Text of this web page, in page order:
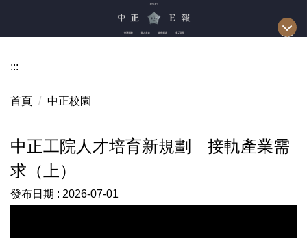
區
:::
首頁 中正校園
中正工院人才培育新規劃 接軌產業需
求（上）
發布日期 : 2026-07-01